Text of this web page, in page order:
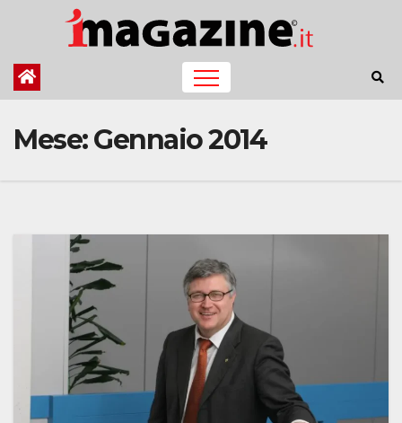
Mese:Gennaio 2014